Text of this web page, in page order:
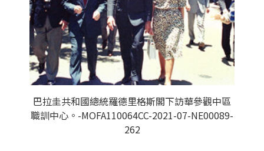
巴拉圭共和國總統羅德里格斯閣下訪華參觀中區
職訓中心。-MOFA110064CC-2021-07-NE00089-
262